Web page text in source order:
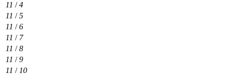
11 /4
11 /5
11 /6
11 / 7
11 /8
11 /9
11 / 10